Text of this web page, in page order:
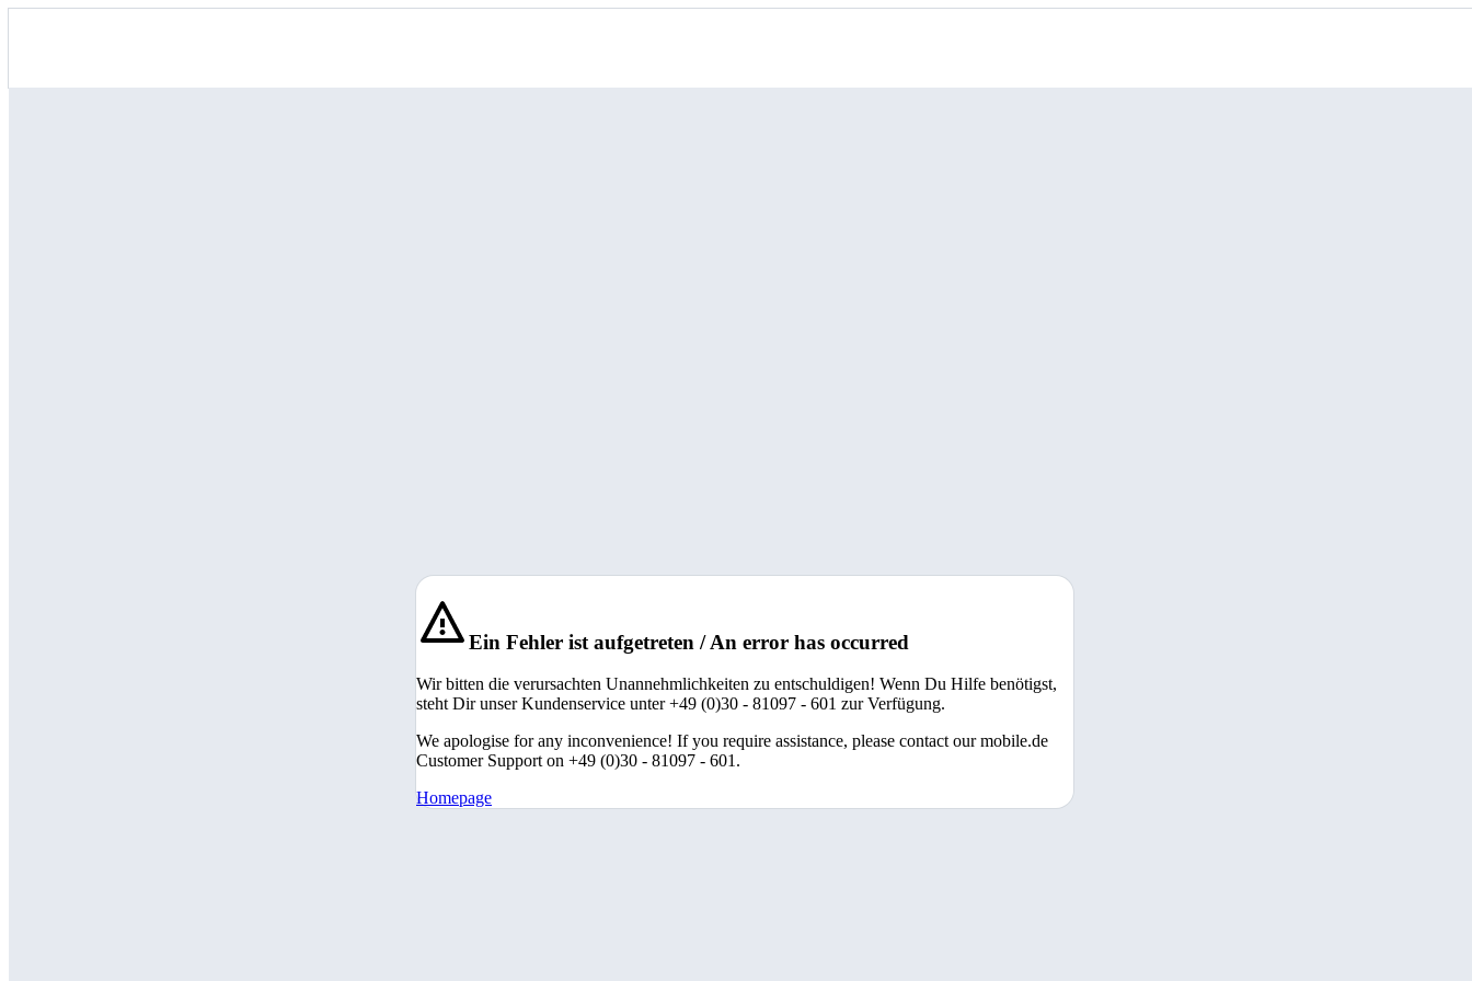
Ein Fehler ist aufgetreten / An error has occurred
Wir bitten die verursachten Unannehmlichkeiten zu entschuldigen! Wenn Du Hilfe benötigst,
steht Dir unser Kundenservice unter +49 (0)30 - 81097 - 601 zur Verfügung.
We apologise for any inconvenience! If you require assistance, please contact our mobile.de
Customer Support on +49 (0)30 - 81097 - 601.
Homepage